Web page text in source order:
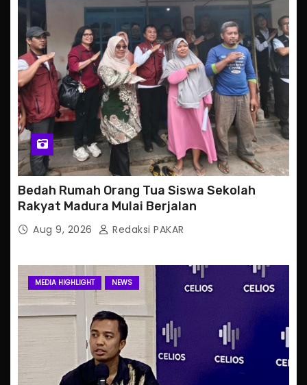
Bedah Rumah Orang Tua Siswa Sekolah
Rakyat Madura Mulai Berjalan
Aug 9, 2026 Redaksi PAKAR
MEDIA HIGHLIGHT NEWS